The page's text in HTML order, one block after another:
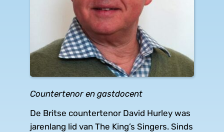
Countertenor en gastdocent
De Britse countertenor David Hurley was
jarenlang lid van The King’s Singers. Sinds